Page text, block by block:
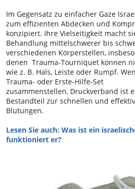
Im Gegensatz zu einfacher Gaze
zum effizienten Abdecken und
konzipiert. Ihre Vielseitigkeit macht
Behandlung mittelschwerer bis
verschiedenen Körperstellen,
denen Trauma-Tourniquet können
wie z. B. Hals, Leiste oder Rumpf.
Trauma- oder Erste-Hilfe-Set
zusammenstellen, Druckverband ist
Bestandteil zur schnellen und
Blutungen.
Lesen Sie auch: Was ist ein
funktioniert er?